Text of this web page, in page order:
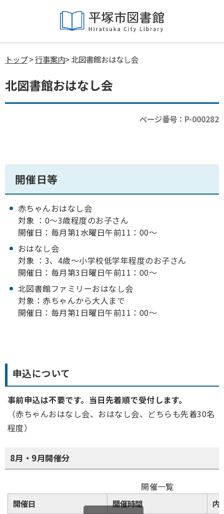
トップ>行事案内> 北図書館おはなし会
北図書館おはなし会
ページ番号：P-000282
開催日等
赤ちゃんおはなし会
対象 ：0～3歳程度のお子さん
開催日：毎月第1水曜日午前11：00～
おはなし会
対象 ：3、4歳～小学校低学年程度のお子さん
開催日：毎月第3日曜日午前11：00～
北図書館ファミリーおはなし会
対象：赤ちゃんから大人まで
開催日：毎月第1日曜日午前11：00～
申込について
事前申込は不要です。当日先着順で受付します。
（赤ちゃんおはなし会、おはなし会、どちらも先着30名
程度）
8月・9月開催分
開催一覧
開催日 開催時間
内